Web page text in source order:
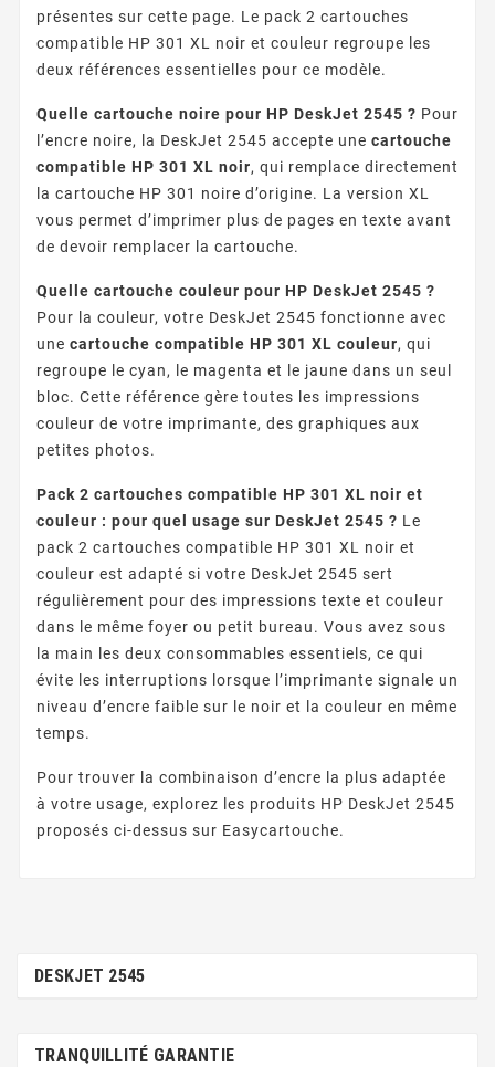
présentes sur cette page. Le pack 2 cartouches
compatible HP 301 XL noir et couleur regroupe les
deux références essentielles pour ce modèle.
Quelle cartouche noire pour HP DeskJet 2545 ? Pour
l’encre noire, la DeskJet 2545 accepte une cartouche
compatible HP 301 XL noir, qui remplace directement
la cartouche HP 301 noire d’origine. La version XL
vous permet d’imprimer plus de pages en texte avant
de devoir remplacer la cartouche.
Quelle cartouche couleur pour HP DeskJet 2545 ?
Pour la couleur, votre DeskJet 2545 fonctionne avec
une cartouche compatible HP 301 XL couleur, qui
regroupe le cyan, le magenta et le jaune dans un seul
bloc. Cette référence gère toutes les impressions
couleur de votre imprimante, des graphiques aux
petites photos.
Pack 2 cartouches compatible HP 301 XL noir et
couleur : pour quel usage sur DeskJet 2545 ? Le
pack 2 cartouches compatible HP 301 XL noir et
couleur est adapté si votre DeskJet 2545 sert
régulièrement pour des impressions texte et couleur
dans le même foyer ou petit bureau. Vous avez sous
la main les deux consommables essentiels, ce qui
évite les interruptions lorsque l’imprimante signale un
niveau d’encre faible sur le noir et la couleur en même
temps.
Pour trouver la combinaison d’encre la plus adaptée
à votre usage, explorez les produits HP DeskJet 2545
proposés ci-dessus sur Easycartouche.
DESKJET 2545
TRANQUILLITÉ GARANTIE